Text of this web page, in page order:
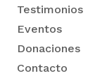
Testimonios
Eventos
Donaciones
Contacto